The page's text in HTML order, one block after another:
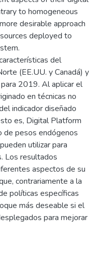
to homogeneous
desirable approach
deployed to
del
(EE.UU. y Canadá) y
2019. Al aplicar el
en técnicas no
indicador diseñado
es, Digital Platform
de pesos endógenos
utilizar para
Los resultados
aspectos de su
contrariamente a la
políticas específicas
más deseable si el
para mejorar